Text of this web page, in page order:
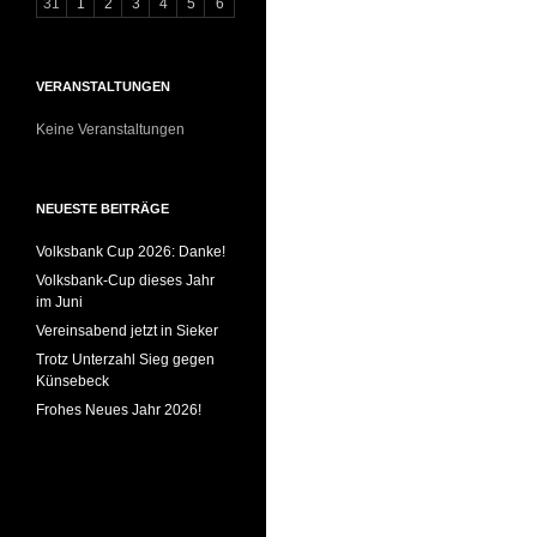
VERANSTALTUNGEN
Keine Veranstaltungen
NEUESTE BEITRÄGE
Volksbank Cup 2026: Danke!
Volksbank-Cup dieses Jahr
im Juni
Vereinsabend jetzt in Sieker
Trotz Unterzahl Sieg gegen
Künsebeck
Frohes Neues Jahr 2026!